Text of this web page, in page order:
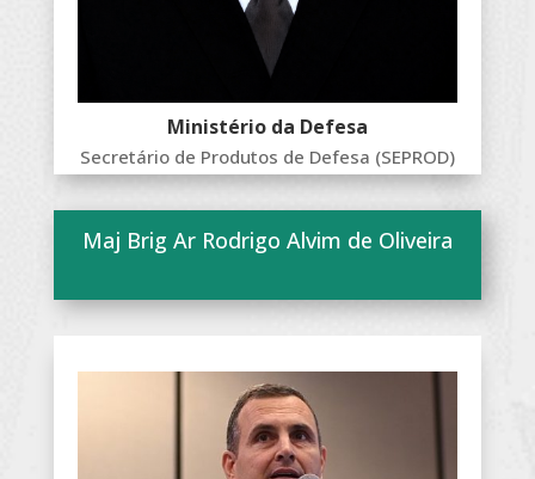
Ministério da Defesa
Secretário de Produtos de Defesa (SEPROD)
Maj Brig Ar Rodrigo Alvim de Oliveira